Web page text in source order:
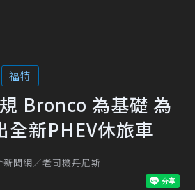
福特
Bronco 為基礎 為
全新PHEV休旅車
新聞網／老司機丹尼斯